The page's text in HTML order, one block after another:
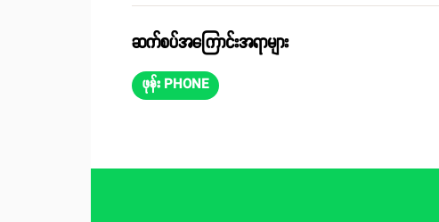
ဆက်စပ်အကြောင်းအရာများ
ဖုန်း PHONE